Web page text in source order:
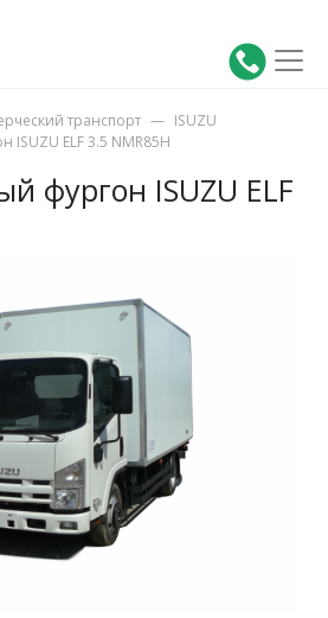
транспорт
ISUZU
ELF 3.5 NMR85H
фургон ISUZU ELF